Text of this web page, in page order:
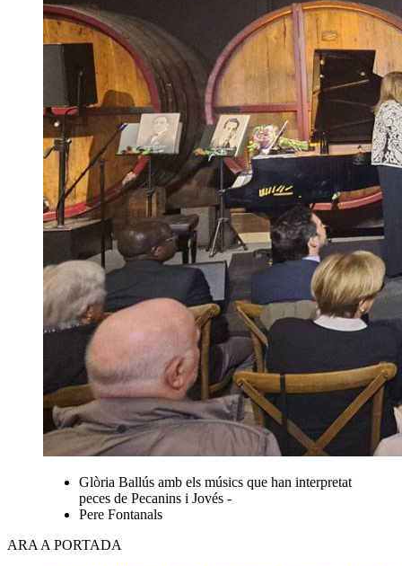
Glòria Ballús amb els músics que han interpretat
peces de Pecanins i Jovés -
Pere Fontanals
ARA A PORTADA